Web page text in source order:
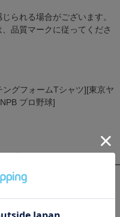
られる場合がございます。
品質マークに従ってくださ
グフォームTシャツ][東京ヤ
プロ野球]
見ています！